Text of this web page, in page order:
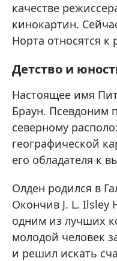
качестве
кинокартин.
Норта относятся
Детство и
Настоящее имя
Браун. Псевдоним
северному
географической
его обладателя к
Олден родился в
Окончив J. L. Ilsley
одним из лучших
молодой человек
и решил искать